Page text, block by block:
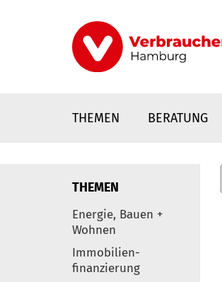
THEMEN BERATUNG
Elemente
THEMEN
Energie, Bauen +
Wohnen
Immobilien-
finanzierung